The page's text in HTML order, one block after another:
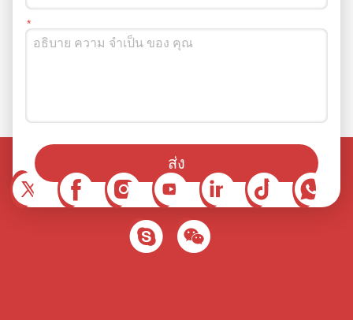
ส่ง
คุณยังสามารถติดตามเราได้ในโซเชียลมีเดีย